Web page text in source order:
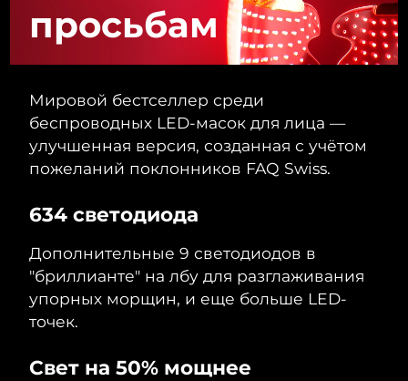
просьбам
Мировой бестселлер среди
беспроводных LED-масок для лица —
улучшенная версия, созданная с учётом
пожеланий поклонников FAQ Swiss.
634 светодиода
Дополнительные 9 светодиодов в
"бриллианте" на лбу для разглаживания
упорных морщин, и еще больше LED-
точек.
Свет на 50% мощнее
8/10/26
Ожидаемая дата доставки
8/10/26
Южно-Африканская
Республика
Ожидаемая дата доставки
8/18/26
Республика Корея
Ожидаемая дата доставки
Испания
Швеция
Ожидаемая дата доставки